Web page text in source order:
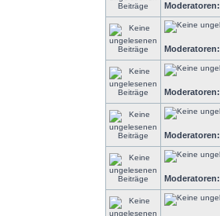
Moderatoren:
Moderatoren:
Moderatoren:
Moderatoren:
Moderatoren: